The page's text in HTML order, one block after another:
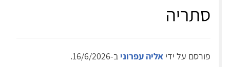
סתריה
פורסם על ידי אליה עפרוני ב-16/6/2026.